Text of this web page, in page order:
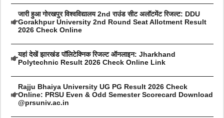
जारी हुआ गोरखपुर विश्वविद्यालय 2nd राउंड सीट अलॉटमेंट रिजल्ट: DDU
Gorakhpur University 2nd Round Seat Allotment Result
2026 Check Online
यहां देखें झारखंड पॉलिटेक्निक रिजल्ट ऑनलाइन: Jharkhand
Polytechnic Result 2026 Check Online Link
Rajju Bhaiya University UG PG Result 2026 Check
Online: PRSU Even & Odd Semester Scorecard Download
@prsuniv.ac.in